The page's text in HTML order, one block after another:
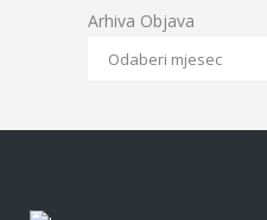
Arhiva Objava